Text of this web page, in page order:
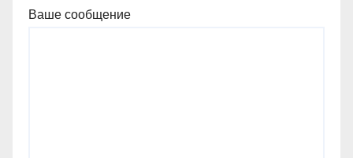
Ваше сообщение